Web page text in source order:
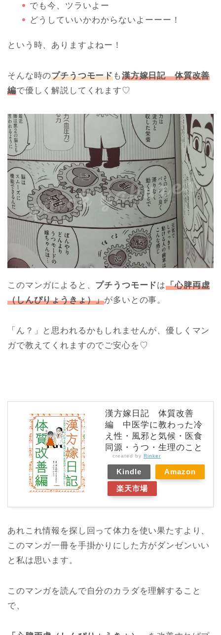
でも今、ツラいよー
どうしていいかわからないよーーー！
という時、ありますよねー！
そんな時のプチうつモードも漢方嫁日記 体質改善
編で優しく解説してくれます♡
このマンガによると、 プチうつモードは「心脾両虚
（しんぴりょうきょ）」が多いとの事。
「ん？」と思われるかもしれませんが、優しくマン
ガで教えてくれますのでご安心を♡
漢方嫁日記 体質改善
編 中医学に教わった冷
え性・風邪と気候・医食
同源・うつ・生理のこと
created by Rinker
Kindle
Amazon
楽天市場
あれこれ情報を探し回って体力を使い果たすより、
このマンガ一冊を手掛かりにした方がダンゼンいい
と私は思います。
このマンガを読んで自分のカラダを理解すること
で、